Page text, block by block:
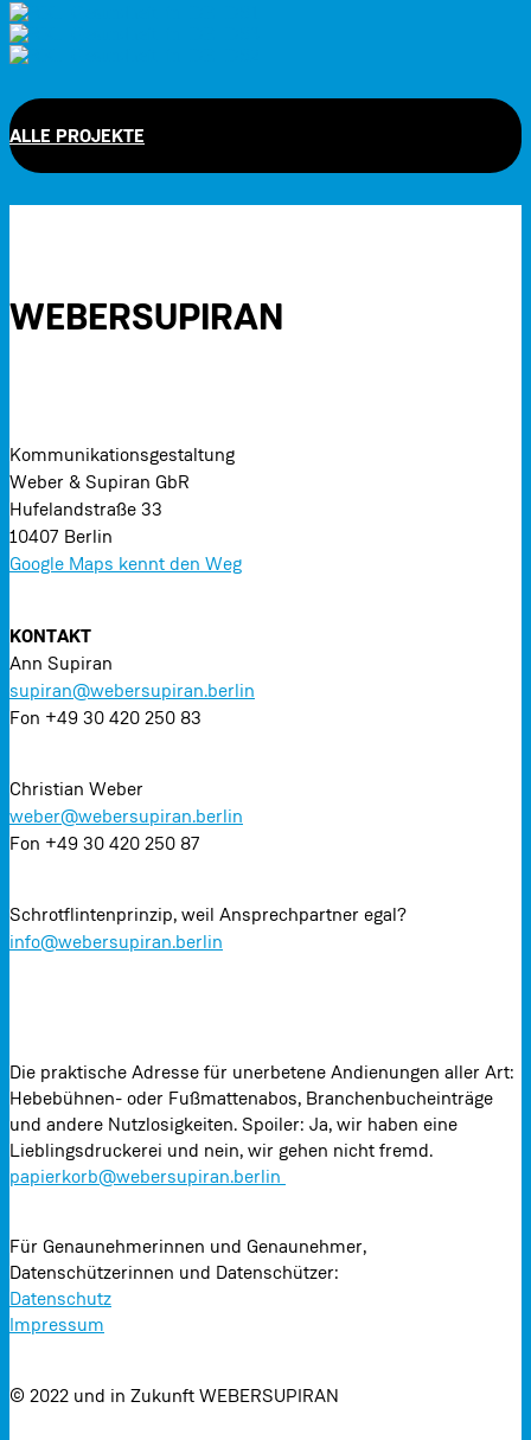
ALLE PROJEKTE
WEBERSUPIRAN
Kommunikationsgestaltung
Weber & Supiran GbR
Hufelandstraße 33
10407 Berlin
Google Maps kennt den Weg
KONTAKT
Ann Supiran
supiran@webersupiran.berlin
Fon +49 30 420 250 83
Christian Weber
weber@webersupiran.berlin
Fon +49 30 420 250 87
Schrotflintenprinzip, weil Ansprechpartner egal?
info@webersupiran.berlin
Die praktische Adresse für unerbetene Andienungen aller Art:
Hebebühnen- oder Fußmattenabos, Branchenbucheinträge
und andere Nutzlosigkeiten. Spoiler: Ja, wir haben eine
Lieblingsdruckerei und nein, wir gehen nicht fremd.
papierkorb@webersupiran.berlin
Für Genaunehmerinnen und Genaunehmer,
Datenschützerinnen und Datenschützer:
Datenschutz
Impressum
© 2022 und in Zukunft WEBERSUPIRAN